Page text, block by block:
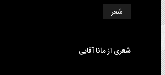
شعر
شعری از مانا آقایی